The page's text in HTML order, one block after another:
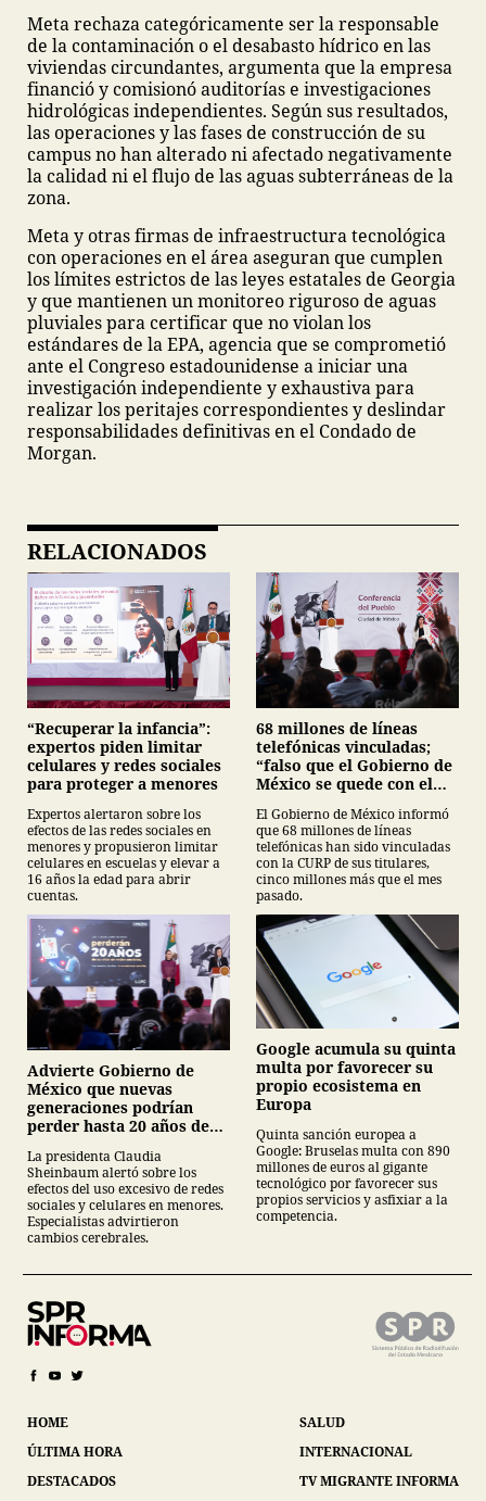
Meta rechaza categóricamente ser la responsable
de la contaminación o el desabasto hídrico en las
viviendas circundantes, argumenta que la empresa
financió y comisionó auditorías e investigaciones
hidrológicas independientes. Según sus resultados,
las operaciones y las fases de construcción de su
campus no han alterado ni afectado negativamente
la calidad ni el flujo de las aguas subterráneas de la
zona.
Meta y otras firmas de infraestructura tecnológica
con operaciones en el área aseguran que cumplen
los límites estrictos de las leyes estatales de Georgia
y que mantienen un monitoreo riguroso de aguas
pluviales para certificar que no violan los
estándares de la EPA, agencia que se comprometió
ante el Congreso estadounidense a iniciar una
investigación independiente y exhaustiva para
realizar los peritajes correspondientes y deslindar
responsabilidades definitivas en el Condado de
Morgan.
RELACIONADOS
“Recuperar la infancia”:
expertos piden limitar
celulares y redes sociales
para proteger a menores
Expertos alertaron sobre los
efectos de las redes sociales en
menores y propusieron limitar
celulares en escuelas y elevar a
16 años la edad para abrir
cuentas.
68 millones de líneas
telefónicas vinculadas;
“falso que el Gobierno de
México se quede con el
Sheinbaum
El Gobierno de México informó
que 68 millones de líneas
telefónicas han sido vinculadas
con la CURP de sus titulares,
cinco millones más que el mes
pasado.
Advierte Gobierno de
México que nuevas
generaciones podrían
perder hasta 20 años de
digitales
La presidenta Claudia
Sheinbaum alertó sobre los
efectos del uso excesivo de redes
sociales y celulares en menores.
Especialistas advirtieron
cambios cerebrales.
Google acumula su quinta
multa por favorecer su
propio ecosistema en
Europa
Quinta sanción europea a
Google: Bruselas multa con 890
millones de euros al gigante
tecnológico por favorecer sus
propios servicios y asfixiar a la
competencia.
HOME
ÚLTIMA HORA
DESTACADOS
SALUD
INTERNACIONAL
TV MIGRANTE INFORMA